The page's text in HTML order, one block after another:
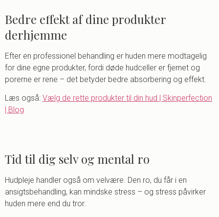
Bedre effekt af dine produkter
derhjemme
Efter en professionel behandling er huden mere modtagelig
for dine egne produkter, fordi døde hudceller er fjernet og
porerne er rene – det betyder bedre absorbering og effekt.
Læs også: Vælg de rette produkter til din hud | Skinperfection
| Blog
Tid til dig selv og mental ro
Hudpleje handler også om velvære. Den ro, du får i en
ansigtsbehandling, kan mindske stress – og stress påvirker
huden mere end du tror.